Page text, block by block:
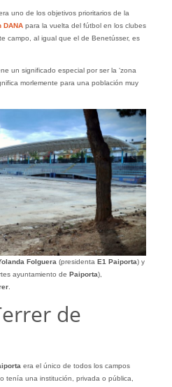
uno de los objetivos prioritarios de la
DANA para la vuelta del fútbol en los clubes
campo, al igual que el de Benetússer, es
un significado especial por ser la ‘zona
morlemente para una población muy
Folguera (presidenta E1 Paiporta) y
ayuntamiento de Paiporta),
.
de
era el único de todos los campos
tenía una institución, privada o pública,